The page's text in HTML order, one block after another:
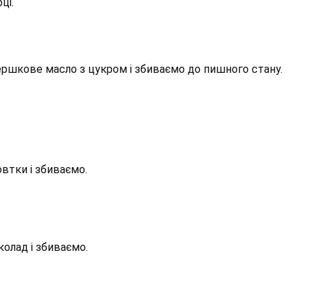
масло з цукром і збиваємо до пишного стану.
і збиваємо.
і збиваємо.